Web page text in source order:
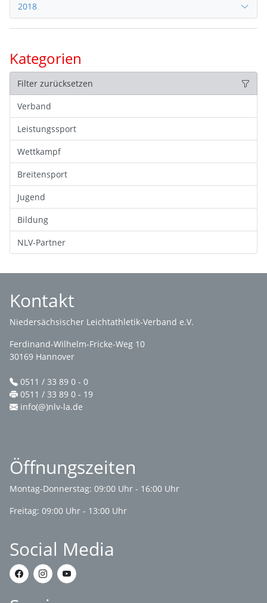
2018
Kategorien
Filter zurücksetzen
Verband
Leistungssport
Wettkampf
Breitensport
Jugend
Bildung
NLV-Partner
Kontakt
Niedersächsischer Leichtathletik-Verband e.V.
Ferdinand-Wilhelm-Fricke-Weg 10
30169 Hannover
0511 / 33 89 0 - 0
0511 / 33 89 0 - 19
info(@)nlv-la.de
Öffnungszeiten
Montag-Donnerstag: 09:00 Uhr - 16:00 Uhr
Freitag: 09:00 Uhr - 13:00 Uhr
Social Media